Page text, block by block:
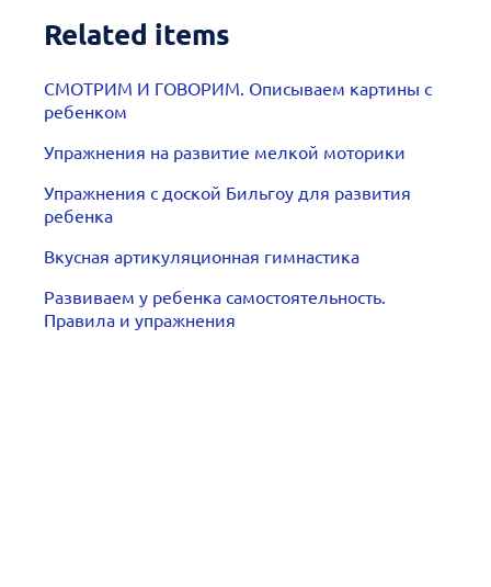
Related items
СМОТРИМ И ГОВОРИМ. Описываем картины с
ребенком
Упражнения на развитие мелкой моторики
Упражнения с доской Бильгоу для развития
ребенка
Вкусная артикуляционная гимнастика
Развиваем у ребенка самостоятельность.
Правила и упражнения